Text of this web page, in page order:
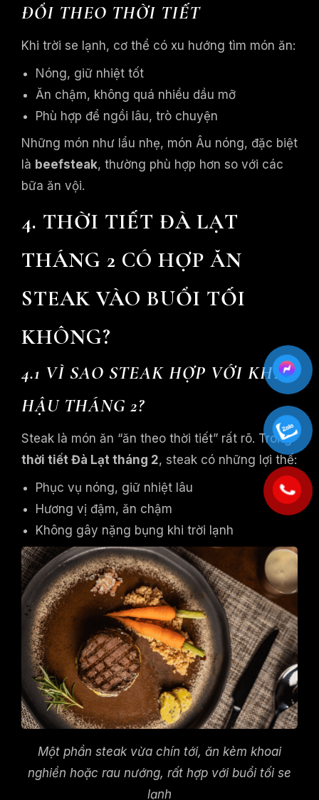
ĐỔI THEO THỜI TIẾT
Khi trời se lạnh, cơ thể có xu hướng tìm món ăn:
Nóng, giữ nhiệt tốt
Ăn chậm, không quá nhiều dầu mỡ
Phù hợp để ngồi lâu, trò chuyện
Những món như lẩu nhẹ, món Âu nóng, đặc biệt
là beefsteak, thường phù hợp hơn so với các
bữa ăn vội.
4. THỜI TIẾT ĐÀ LẠT
THÁNG 2 CÓ HỢP ĂN
STEAK VÀO BUỔI TỐI
KHÔNG?
4.1 VÌ SAO STEAK HỢP VỚI KHÍ
HẬU THÁNG 2?
Steak là món ăn “ăn theo thời tiết” rất rõ. Trong
thời tiết Đà Lạt tháng 2, steak có những lợi thế:
Phục vụ nóng, giữ nhiệt lâu
Hương vị đậm, ăn chậm
Không gây nặng bụng khi trời lạnh
Một phần steak vừa chín tới, ăn kèm khoai
nghiền hoặc rau nướng, rất hợp với buổi tối se
lạnh